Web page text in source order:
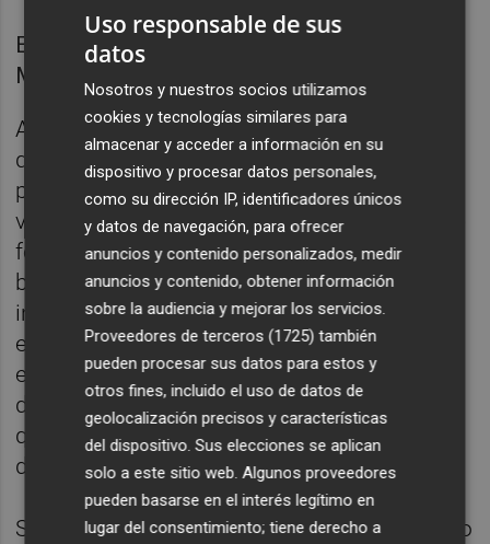
El autobús del PP, en Alicante. Foto: RAFA
MOLINA
Ambos antecedentes daban la impresión de
que España podría estar derechizándose y
polarizándose, con la crisis catalana como
vórtice político-electoral que dejaría fuera de
foco a la izquierda española, mientras
beneficiaba a las derechas y a los
independentistas. No era una locura pensar
eso, vistos los antecedentes, y de ahí la
estrategia deRiverayCasadopor emular el
discurso de Vox y su dureza con cualquiera
que no se ubicase nítidamente en el campo
de juego de la derecha española.
Sin embargo, las elecciones han demostrado
Uso responsable de sus
datos
Nosotros y nuestros socios utilizamos
cookies y tecnologías similares para
almacenar y acceder a información en su
dispositivo y procesar datos personales,
como su dirección IP, identificadores únicos
y datos de navegación, para ofrecer
anuncios y contenido personalizados, medir
anuncios y contenido, obtener información
sobre la audiencia y mejorar los servicios.
Proveedores de terceros (1725) también
pueden procesar sus datos para estos y
otros fines, incluido el uso de datos de
geolocalización precisos y características
del dispositivo. Sus elecciones se aplican
solo a este sitio web. Algunos proveedores
pueden basarse en el interés legítimo en
lugar del consentimiento; tiene derecho a